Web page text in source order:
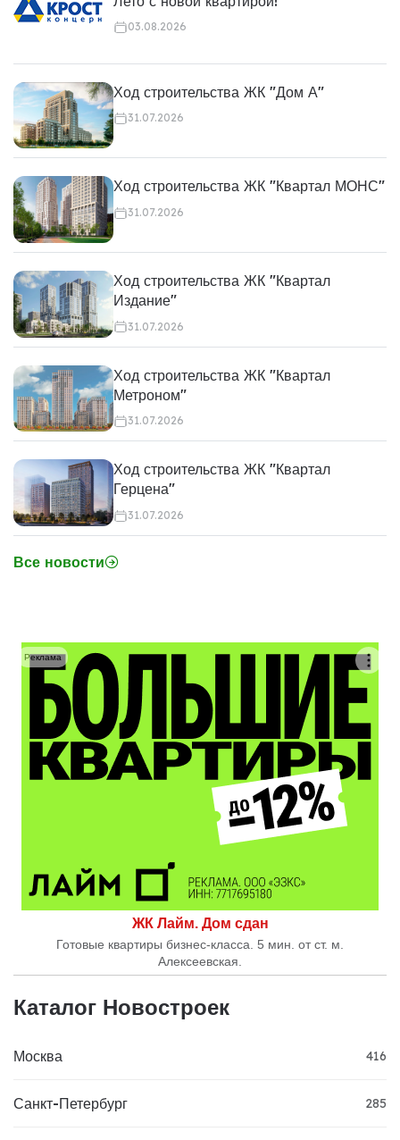
03.08.2026
Ход строительства ЖК "Дом А"
31.07.2026
Ход строительства ЖК "Квартал МОНС"
31.07.2026
Ход строительства ЖК "Квартал
Издание"
31.07.2026
Ход строительства ЖК "Квартал
Метроном"
31.07.2026
Ход строительства ЖК "Квартал
Герцена"
31.07.2026
Все новости
ЖК Лайм. Дом сдан
Готовые квартиры бизнес-класса. 5 мин. от ст. м.
Алексеевская.
Реклама
Каталог Новостроек
Москва 416
Санкт-Петербург 285